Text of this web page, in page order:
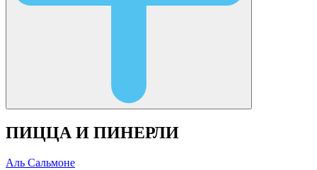
ПИЦЦА И ПИНЕРЛИ
Аль Сальмоне